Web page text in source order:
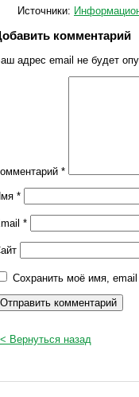
Источники:
комментарий
адрес email не будет
*
*
*
Сохранить моё имя,
Вернуться назад